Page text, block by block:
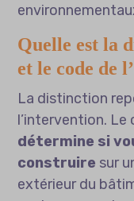
Quelle est la
et le code de
La distinction
l’intervention. Le
détermine si
construire sur
extérieur du